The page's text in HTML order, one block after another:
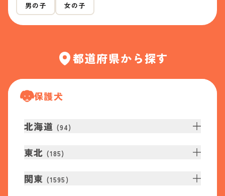
男の子 女の子
都道府県から探す
保護犬
北海道 (94)
東北 (185)
関東 (1595 )